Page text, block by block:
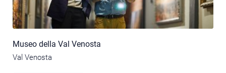
Museo della Val Venosta
Val Venosta